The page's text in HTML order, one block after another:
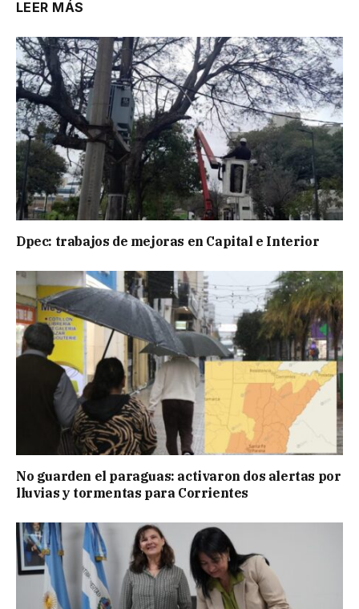
LEER MÁS
Dpec: trabajos de mejoras en Capital e Interior
No guarden el paraguas: activaron dos alertas por
lluvias y tormentas para Corrientes